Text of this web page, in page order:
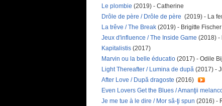
Le plombie (2019) - Catherine
Drôle de père / Drôle de père (2019) - La
La trêve / The Break (2019) - Brigitte Fischer
Jeux d'influence / The Inside Game (2018) -
Kapitalistis (2017)
Marvin ou la belle éducatio (2017) - Odile
Light Thereafter / Lumina de după (2017) -
After Love / După dragoste (2016)
Even Lovers Get the Blues / Amanţii
Je me tue à le dire / Mor să-ţi spun (2016) -